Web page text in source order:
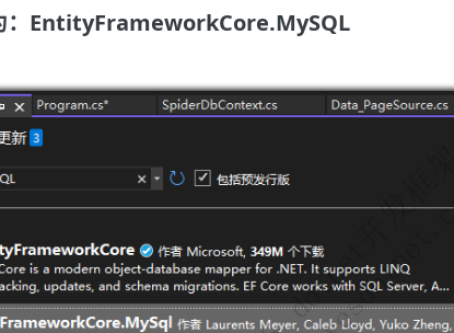
：EntityFrameworkCore.MySQL